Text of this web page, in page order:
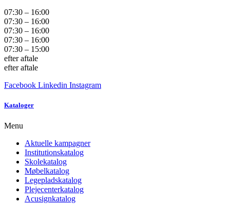
07:30 – 16:00
07:30 – 16:00
07:30 – 16:00
07:30 – 16:00
07:30 – 15:00
efter aftale
efter aftale
Facebook Linkedin Instagram
Kataloger
Menu
Aktuelle kampagner
Institutionskatalog
Skolekatalog
Møbelkatalog
Legepladskatalog
Plejecenterkatalog
Acusignkatalog